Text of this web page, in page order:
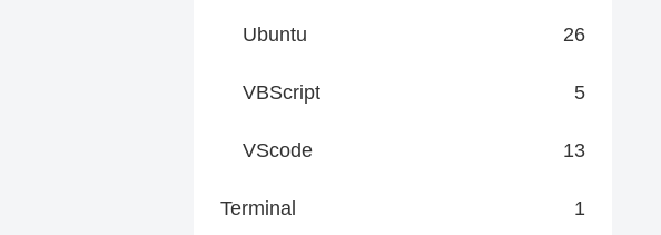
Ubuntu 26
VBScript 5
VScode 13
Terminal 1